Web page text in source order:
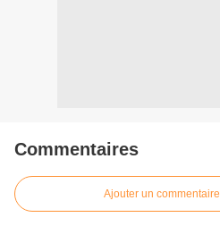
Commentaires
Ajouter un commentaire